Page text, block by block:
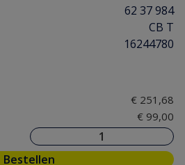
62 37 984
CB T
16244780
€ 251,68
€ 99,00
Bestellen